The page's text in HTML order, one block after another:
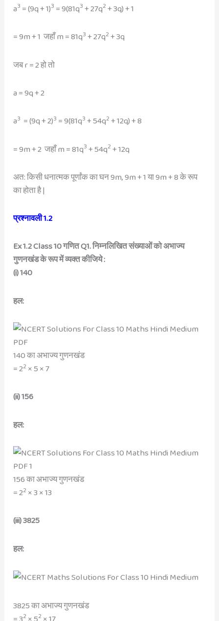
a3 = (9q + 1)3 = 9(81q3 + 27q2 + 3q) + 1
= 9m + 1 जहाँ m = 81q3 + 27q2 + 3q
जब r = 2 हो तो
a = 9q + 2
a3 = (9q + 2)3 = 9(81q3 + 54q2 + 12q) + 8
= 9m + 2 जहाँ m = 81q3 + 54q2 + 12q
अत: किसी धनात्मक पूर्णांक का घन 9m, 9m + 1 या 9m + 8 के रूप
का होता है |
प्रश्नावली 1.2
Ex 1.2 Class 10 गणित Q1. निम्नलिखित संख्याओं को अभाज्य
गुणनखंड के रूप में व्यक्त कीजिये :
(i) 140
हल:
140 का अभाज्य गुणनखंड
= 22 × 5 × 7
(ii) 156
हल:
156 का अभाज्य गुणनखंड
= 22 × 3 × 13
(iii) 3825
हल:
3825 का अभाज्य गुणनखंड
2 2